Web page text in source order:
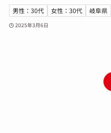
男性：30代 女性：30代 岐阜県
2025年3月6日